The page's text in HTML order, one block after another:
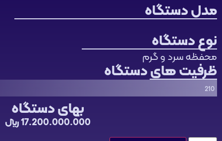
مدل دستگاه
نوع دستگاه
محفظه سرد و گرم
ظرفیت های دستگاه
210
بهای دستگاه
17.200.000.000﷼